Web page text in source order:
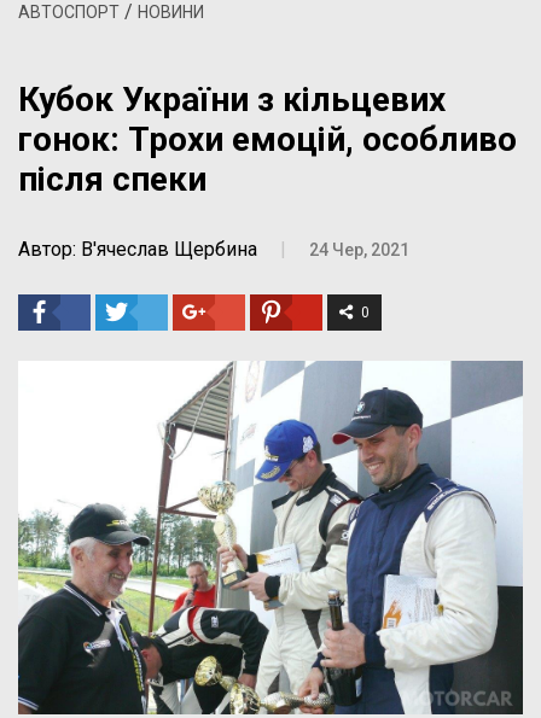
АВТОСПОРТ / НОВИНИ
Кубок України з кільцевих
гонок: Трохи емоцій, особливо
після спеки
Автор: В'ячеслав Щербина | 24 Чер, 2021
0